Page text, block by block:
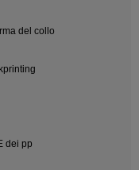
del collo
dei pp